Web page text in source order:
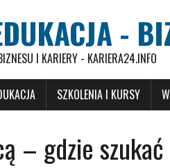
-
I KARIERY - KARIERA24.INFO
SZKOLENIA I KURSY
– gdzie